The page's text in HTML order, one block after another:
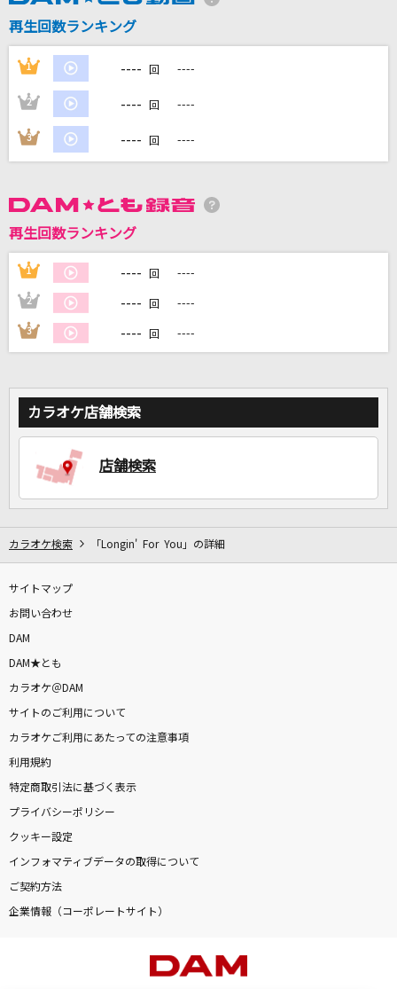
しゅーず
カラオケ最新情報をチェック！
再生回数ランキング
1 ---- 回 ----
2 ---- 回 ----
3 ---- 回 ----
再生回数ランキング
1 ---- 回 ----
2 ---- 回 ----
3 ---- 回 ----
カラオケ店舗検索
店舗検索
カラオケ検索 「Longin' For You」の詳細
サイトマップ
お問い合わせ
DAM
DAM★とも
カラオケ＠DAM
サイトのご利用について
カラオケご利用にあたっての注意事項
利用規約
特定商取引法に基づく表示
プライバシーポリシー
クッキー設定
インフォマティブデータの取得について
ご契約方法
企業情報（コーポレートサイト）